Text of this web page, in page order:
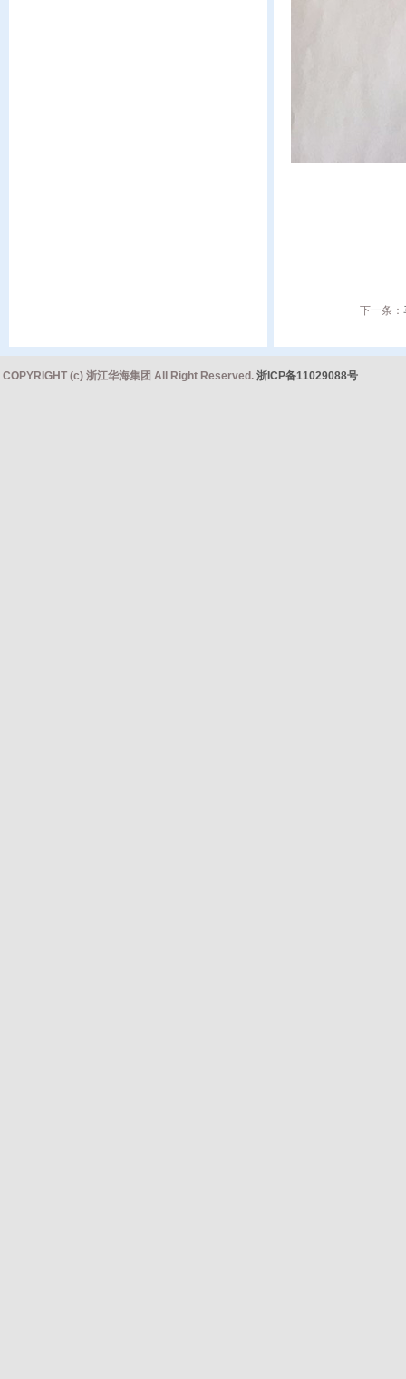
下一条：
COPYRIGHT (c) 浙江华海集团 All Right Reserved. 浙ICP备11029088号